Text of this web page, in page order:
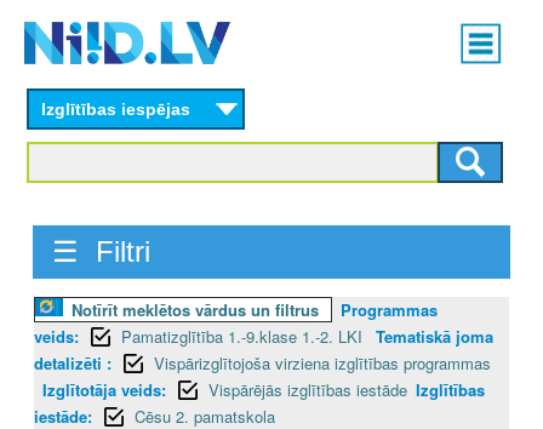
content
Main
menu
Izglītības iespējas
☰ Filtri
Notīrīt meklētos vārdus un filtrus
Programmas
veids:
Pamatizglītība 1.-9.klase 1.-2. LKI
Tematiskā joma
detalizēti :
Vispārizglītojoša virziena izglītības programmas
Izglītotāja veids:
Vispārējās izglītības iestāde Izglītības
iestāde:
Cēsu 2. pamatskola